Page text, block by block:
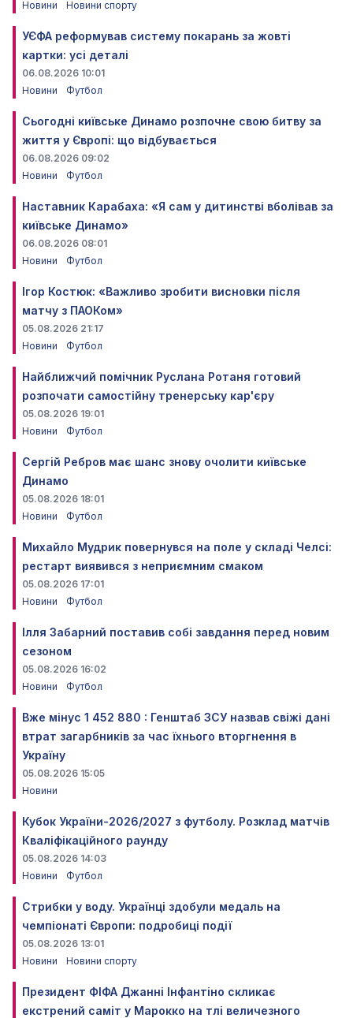
Новини Новини спорту
УЄФА реформував систему покарань за жовті
картки: усі деталі
06.08.2026 10:01
Новини
Футбол
Сьогодні київське Динамо розпочне свою битву за
життя у Європі: що відбувається
06.08.2026 09:02
Новини
Футбол
Наставник Карабаха: «Я сам у дитинстві вболівав за
київське Динамо»
06.08.2026 08:01
Новини
Футбол
Ігор Костюк: «Важливо зробити висновки після
матчу з ПАОКом»
05.08.2026 21:17
Новини
Футбол
Найближчий помічник Руслана Ротаня готовий
розпочати самостійну тренерську кар'єру
05.08.2026 19:01
Новини
Футбол
Сергій Ребров має шанс знову очолити київське
Динамо
05.08.2026 18:01
Новини
Футбол
Михайло Мудрик повернувся на поле у складі Челсі:
рестарт виявився з неприємним смаком
05.08.2026 17:01
Новини
Футбол
Ілля Забарний поставив собі завдання перед новим
сезоном
05.08.2026 16:02
Новини
Футбол
Вже мінус 1 452 880 : Генштаб ЗСУ назвав свіжі дані
втрат загарбників за час їхнього вторгнення в
Україну
05.08.2026 15:05
Новини
Кубок України-2026/2027 з футболу. Розклад матчів
Кваліфікаційного раунду
05.08.2026 14:03
Новини
Футбол
Стрибки у воду. Українці здобули медаль на
чемпіонаті Європи: подробиці події
05.08.2026 13:01
Новини
Новини спорту
Президент ФІФА Джанні Інфантіно скликає
екстрений саміт у Марокко на тлі величезного